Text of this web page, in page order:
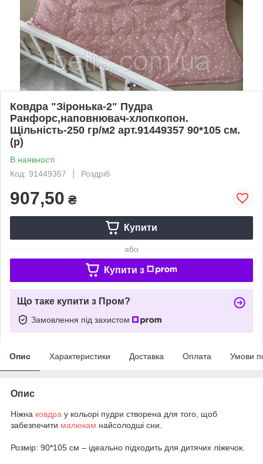
Ковдра "Зіронька-2" Пудра
Ранфорс,наповнювач-хлопкопон.
Щільність-250 гр/м2 арт.91449357 90*105 см.
(р)
В наявності
Код: 91449357
Роздріб
907,50 ₴
Купити
або
Купити з
Що таке купити з Пром?
Замовлення під захистом
Опис Характеристики Доставка Оплата Умови
Опис
Ніжна ковдра у кольорі пудри створена для того, щоб
забезпечити малюкам найсолодші сни.
Розмір: 90*105 см – ідеально підходить для дитячих ліжечок.